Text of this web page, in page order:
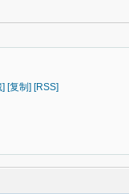
] [复制] [RSS]